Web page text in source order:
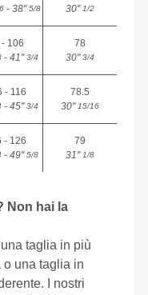
- 38"5/8
30"1/2
106
- 41"3/4
78
30"3/4
- 116
- 45"3/4
78.5
30"15/16
- 126
- 49"5/8
79
31"1/8
Non hai la
taglia in più
o una taglia in
I nostri